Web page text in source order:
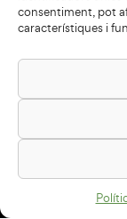
consentiment, pot
característiques i
Biblioteca
Passeig de la
08500 Vic